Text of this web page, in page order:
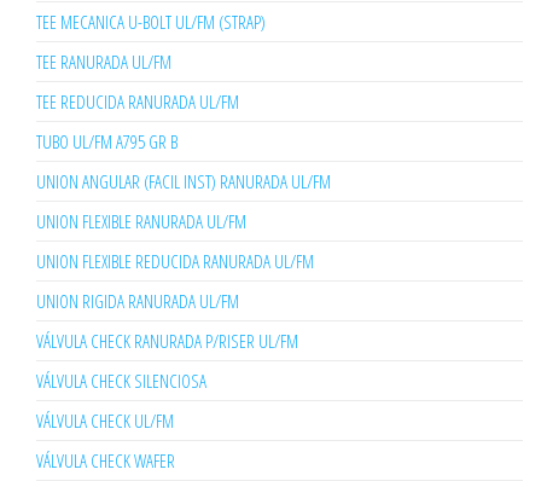
TEE MECANICA U-BOLT UL/FM (STRAP)
TEE RANURADA UL/FM
TEE REDUCIDA RANURADA UL/FM
TUBO UL/FM A795 GR B
UNION ANGULAR (FACIL INST) RANURADA UL/FM
UNION FLEXIBLE RANURADA UL/FM
UNION FLEXIBLE REDUCIDA RANURADA UL/FM
UNION RIGIDA RANURADA UL/FM
VÁLVULA CHECK RANURADA P/RISER UL/FM
VÁLVULA CHECK SILENCIOSA
VÁLVULA CHECK UL/FM
VÁLVULA CHECK WAFER